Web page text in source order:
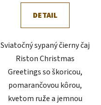
DETAIL
Sviatočný sypaný čierny čaj
Riston Christmas
Greetings so škoricou,
pomarančovou kôrou,
kvetom ruže a jemnou